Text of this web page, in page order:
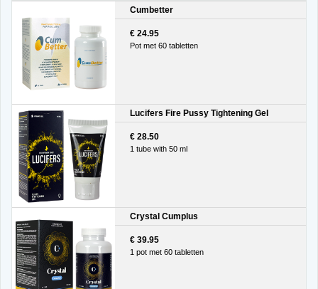
Cumbetter
€ 24.95
Pot met 60 tabletten
Lucifers Fire Pussy Tightening Gel
€ 28.50
1 tube with 50 ml
Crystal Cumplus
€ 39.95
1 pot met 60 tabletten